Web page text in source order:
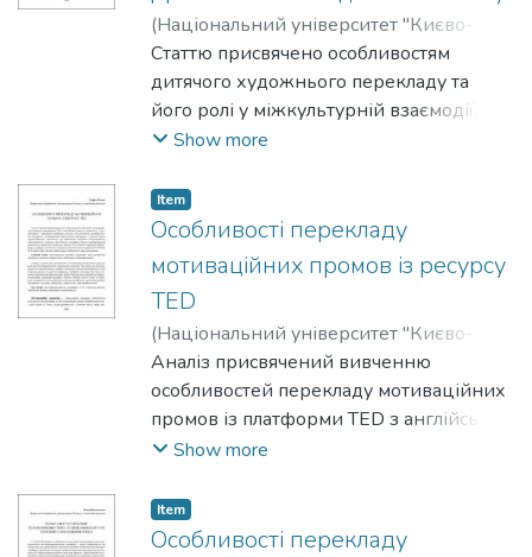
(Національний університет "Києво-
Могилянська академія",2023)Руденко,
Тетяна
Статтю присвячено особливостям
дитячого художнього перекладу та
його ролі у міжкультурній взаємодії.
Описано різні види перекладацьких
перекладач у процесі адаптації
іноземних творів до мови перекладу.
Show more
Item
Особливості перекладу
мотиваційних промов із ресурсу
TED
(Національний університет "Києво-
Могилянська академія",2025)Сеник,
Софія
Аналіз присвячений вивченню
особливостей перекладу мотиваційних
промов із платформи TED з англійської
мови на українську. У центрі уваги —
стилістичних, риторичних та емоційних
особливостей оригінальних виступів, а
Show more
Item
Особливості перекладу